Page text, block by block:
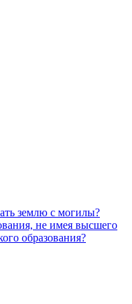
землю с могилы?
не имея высшего
образования?